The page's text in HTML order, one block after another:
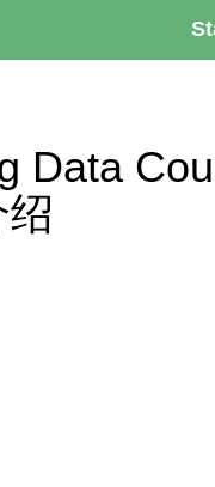
Data